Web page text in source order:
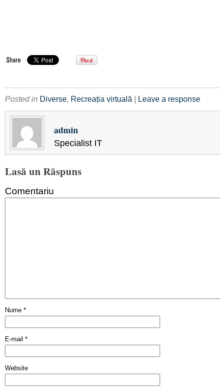
Posted in Diverse, Recreația virtuală | Leave a response
admin
Specialist IT
Lasă un Răspuns
Comentariu
Nume *
E-mail *
Website